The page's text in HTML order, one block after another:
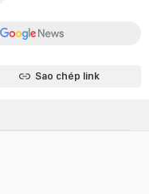
Sao chép link